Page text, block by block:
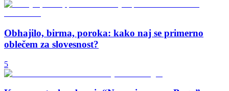
Obhajilo, birma, poroka: kako naj se primerno
oblečem za slovesnost?
5